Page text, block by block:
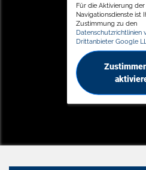
Für die Aktivierung
Navigationsdienste ist
Zustimmung zu den
Datenschutzrichtlinien
Drittanbieter Google